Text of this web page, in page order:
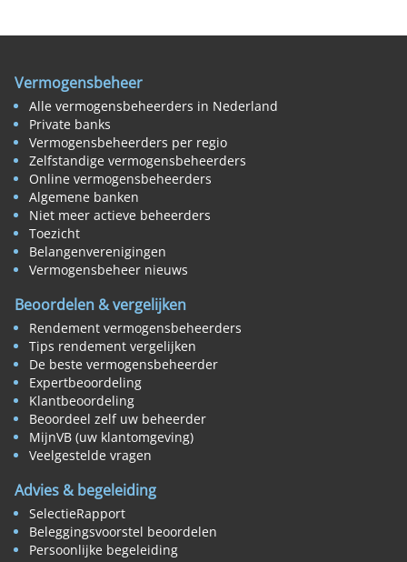
Vermogensbeheer
Alle vermogensbeheerders in Nederland
Private banks
Vermogensbeheerders per regio
Zelfstandige vermogensbeheerders
Online vermogensbeheerders
Algemene banken
Niet meer actieve beheerders
Toezicht
Belangenverenigingen
Vermogensbeheer nieuws
Beoordelen & vergelijken
Rendement vermogensbeheerders
Tips rendement vergelijken
De beste vermogensbeheerder
Expertbeoordeling
Klantbeoordeling
Beoordeel zelf uw beheerder
MijnVB (uw klantomgeving)
Veelgestelde vragen
Advies & begeleiding
SelectieRapport
Beleggingsvoorstel beoordelen
Persoonlijke begeleiding